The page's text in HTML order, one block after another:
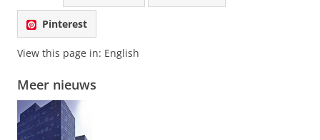
eigenschap van leven. Het bestuderen ervan
kan ons meer vertellen over hoe leven op
aarde ooit kan zijn ontstaan.
Pinterest
View this page in: English
Meer nieuws